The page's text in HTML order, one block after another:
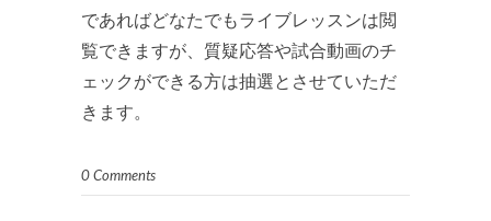
であればどなたでもライブレッスンは閲
覧できますが、質疑応答や試合動画のチ
ェックができる方は抽選とさせていただ
きます。
0 Comments